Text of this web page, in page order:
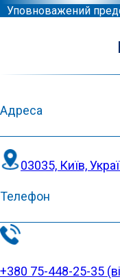
Уповноважений
Адреса
03035, Київ,
Телефон
+380 75-448-25-35